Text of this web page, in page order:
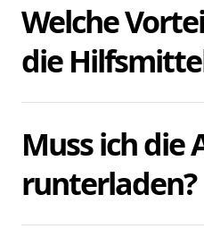
Welche
die
Ihnen, dringend
und Hilfsmittel schnell
bestellen, ohne lokale
aufsuchen oder
Muss ich die
runterladen?